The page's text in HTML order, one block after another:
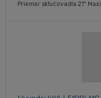
Priemer skľučovadla 21"